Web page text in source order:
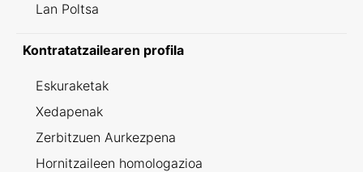
Lan Poltsa
Kontratatzailearen profila
Eskuraketak
Xedapenak
Zerbitzuen Aurkezpena
Hornitzaileen homologazioa